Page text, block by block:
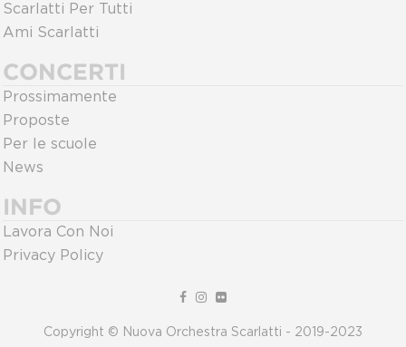
Scarlatti Per Tutti
Ami Scarlatti
CONCERTI
Prossimamente
Proposte
Per le scuole
News
INFO
Lavora Con Noi
Privacy Policy
Copyright © Nuova Orchestra Scarlatti - 2019-2023